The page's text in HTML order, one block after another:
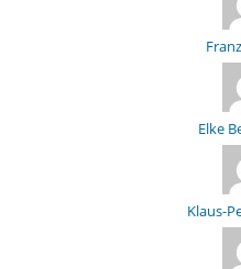
Elke
Klaus-